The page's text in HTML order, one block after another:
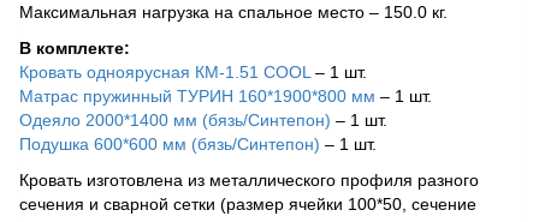
Максимальная нагрузка на спальное место – 150.0 кг.
В комплекте:
Кровать одноярусная КМ-1.51 COOL – 1 шт.
Матрас пружинный ТУРИН 160*1900*800 мм – 1 шт.
Одеяло 2000*1400 мм (бязь/Синтепон) – 1 шт.
Подушка 600*600 мм (бязь/Синтепон) – 1 шт.
Кровать изготовлена из металлического профиля разного
сечения и сварной сетки (размер ячейки 100*50, сечение